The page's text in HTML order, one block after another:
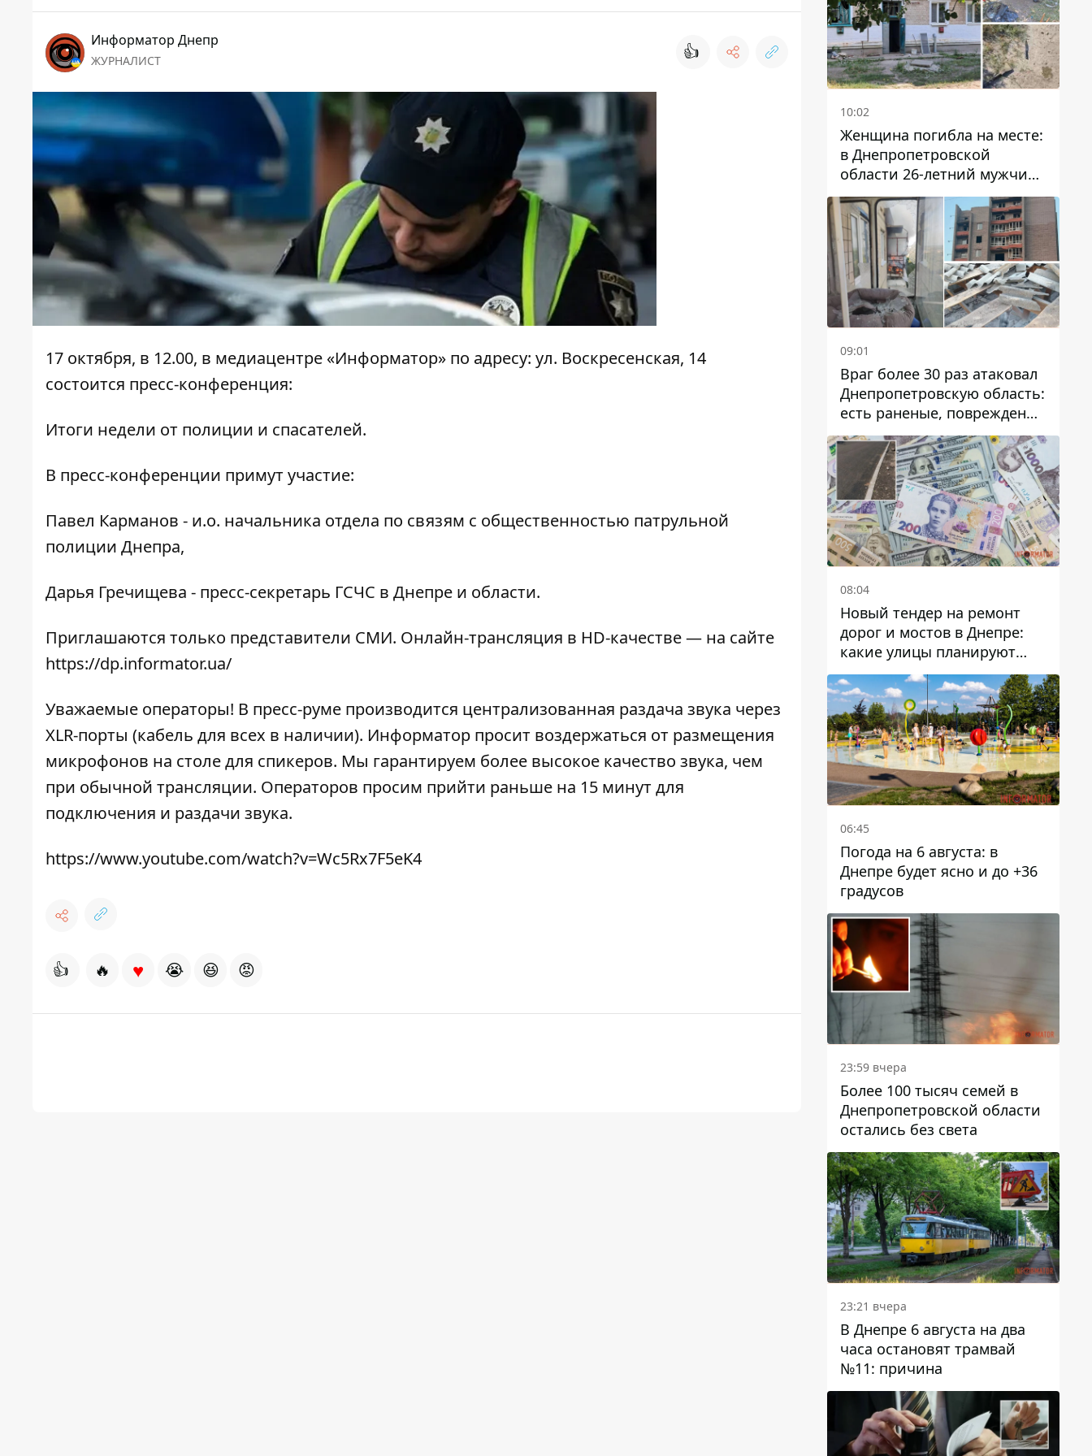
Информатор Днепр
ЖУРНАЛИСТ 👍
17 октября, в 12.00, в медиацентре «Информатор» по адресу: ул. Воскресенская, 14
состоится пресс-конференция:
Итоги недели от полиции и спасателей.
В пресс-конференции примут участие:
Павел Карманов - и.о. начальника отдела по связям с общественностью патрульной
полиции Днепра,
Дарья Гречищева - пресс-секретарь ГСЧС в Днепре и области.
Приглашаются только представители СМИ. Онлайн-трансляция в HD-качестве — на сайте
https://dp.informator.ua/
Уважаемые операторы! В пресс-руме производится централизованная раздача звука через
XLR-порты (кабель для всех в наличии). Информатор просит воздержаться от размещения
микрофонов на столе для спикеров. Мы гарантируем более высокое качество звука, чем
при обычной трансляции. Операторов просим прийти раньше на 15 минут для
подключения и раздачи звука.
https://www.youtube.com/watch?v=Wc5Rx7F5eK4
👍 🔥 ♥ 😭 😆 😡
10:02
Женщина погибла на месте:
в Днепропетровской
области 26-летний мужчина
избил трех человек
металлическим предметом
09:01
Враг более 30 раз атаковал
Днепропетровскую область:
есть раненые, повреждены
лицей, дома и предприятия
08:04
Новый тендер на ремонт
дорог и мостов в Днепре:
какие улицы планируют
обновить и сколько
десятков миллионов гривен
на это хотят потратить
06:45
Погода на 6 августа: в
Днепре будет ясно и до +36
градусов
23:59 вчера
Более 100 тысяч семей в
Днепропетровской области
остались без света
23:21 вчера
В Днепре 6 августа на два
часа остановят трамвай
№11: причина